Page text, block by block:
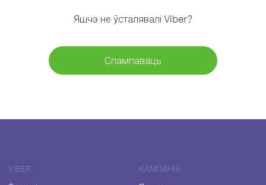
Яшчэ не ўсталявалі Viber?
Спампаваць
VIBER КАМПАНІЯ